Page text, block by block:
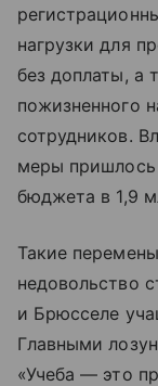
нагрузки для
без доплаты, а
пожизненного
сотрудников.
меры пришлось
бюджета в 1,9
Такие
недовольство
и Брюсселе
Главными
«Учеба — это